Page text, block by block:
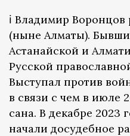
ℹ️ Владимир Воронцов
(ныне Алматы).
Астанайской и
Русской
Выступал против
в связи с чем в июле
сана. В декабре 2023
начали досудебное